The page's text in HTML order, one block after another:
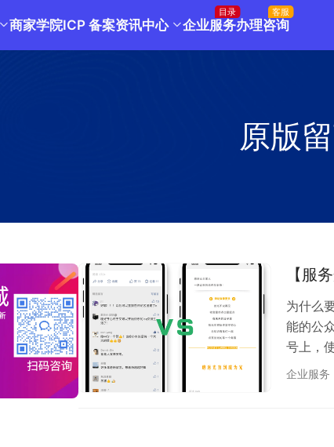
商家学院ICP 备案资讯中心 企业服务
目录
办理咨询
客服
原版
【服
为什么
能的公
号上，
示在文
企业服务